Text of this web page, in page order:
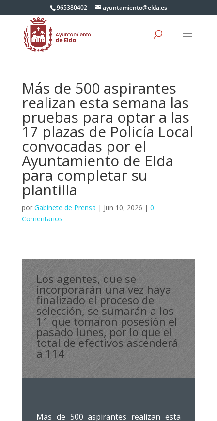
965380402 ayuntamiento@elda.es
Más de 500 aspirantes
realizan esta semana las
pruebas para optar a las
17 plazas de Policía Local
convocadas por el
Ayuntamiento de Elda
para completar su
plantilla
por Gabinete de Prensa | Jun 10, 2026 | 0
Comentarios
Los agentes, que se
incorporarán una vez haya
finalizado el proceso de
selección, se sumarán a los
11 que tomaron posesión el
pasado lunes, por lo que el
total de efectivos ascenderá
a 114
Más de 500 aspirantes realizan esta